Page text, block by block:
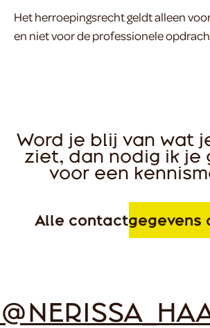
Het herroepingsrecht geldt alleen
en niet voor de professionele
Word je blij van wat
ziet, dan nodig ik je
voor een
Alle contactgegevens